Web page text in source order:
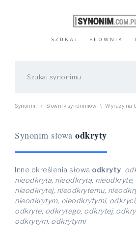
SZUKAJ SŁOWNIK
Synonim \ Słownik synonimów \ Wyrazy na
Synonim słowa odkryty
Inne określenia słowa odkryty:
nieodkryta, nieodkrytą,
nieodkrytej, nieodkrytemu,
nieodkrytym, nieodkrytymi,
odkryte, odkrytego, odkrytej,
odkrytym, odkrytymi